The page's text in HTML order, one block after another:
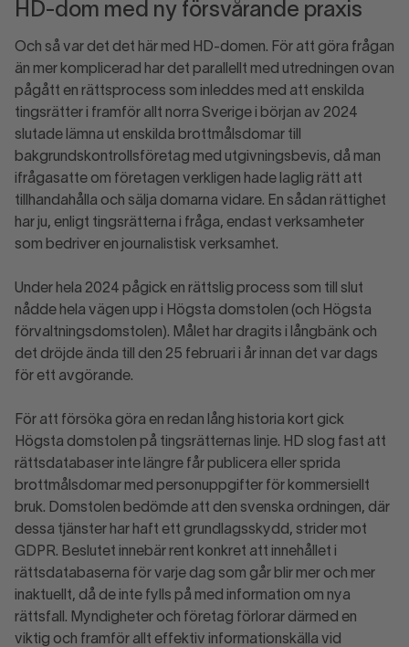
HD-dom med ny försvårande praxis
Och så var det det här med HD-domen. För att göra frågan
än mer komplicerad har det parallellt med utredningen ovan
pågått en rättsprocess som inleddes med att enskilda
tingsrätter i framför allt norra Sverige i början av 2024
slutade lämna ut enskilda brottmålsdomar till
bakgrundskontrollsföretag med utgivningsbevis, då man
ifrågasatte om företagen verkligen hade laglig rätt att
tillhandahålla och sälja domarna vidare. En sådan rättighet
har ju, enligt tingsrätterna i fråga, endast verksamheter
som bedriver en journalistisk verksamhet.
Under hela 2024 pågick en rättslig process som till slut
nådde hela vägen upp i Högsta domstolen (och Högsta
förvaltningsdomstolen). Målet har dragits i långbänk och
det dröjde ända till den 25 februari i år innan det var dags
för ett avgörande.
För att försöka göra en redan lång historia kort gick
Högsta domstolen på tingsrätternas linje. HD slog fast att
rättsdatabaser inte längre får publicera eller sprida
brottmålsdomar med personuppgifter för kommersiellt
bruk. Domstolen bedömde att den svenska ordningen, där
dessa tjänster har haft ett grundlagsskydd, strider mot
GDPR. Beslutet innebär rent konkret att innehållet i
rättsdatabaserna för varje dag som går blir mer och mer
inaktuellt, då de inte fylls på med information om nya
rättsfall. Myndigheter och företag förlorar därmed en
viktig och framför allt effektiv informationskälla vid